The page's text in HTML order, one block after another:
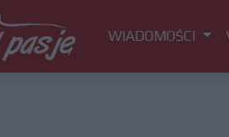
WIADOMOŚCI